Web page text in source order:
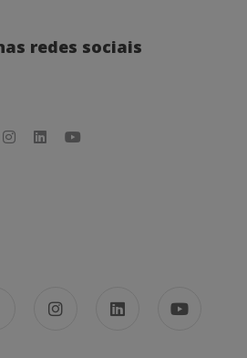
redes sociais